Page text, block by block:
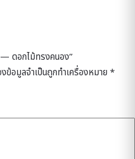
ดอกไม้ทรงคนอง”
ข้อมูลจำเป็นถูกทำเครื่องหมาย *